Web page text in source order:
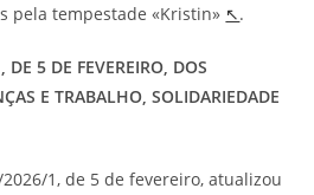
pela tempestade «Kristin» ↖.
5 DE FEVEREIRO, DOS
E TRABALHO, SOLIDARIEDADE
2026/1, de 5 de fevereiro, atualizou